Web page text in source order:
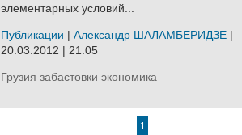
элементарных условий...
Публикации | Александр ШАЛАМБЕРИДЗЕ |
20.03.2012 | 21:05
Грузия забастовки экономика
1